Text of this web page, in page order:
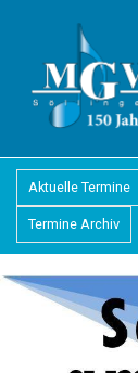
Aktuelle Termine
Termine Archiv